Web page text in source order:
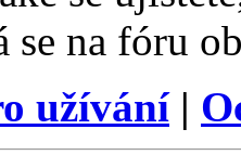
se na fóru
užívání|